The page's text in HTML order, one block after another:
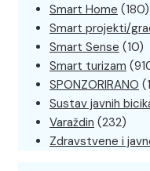
Smart Home (180)
Smart projekti/
Smart Sense (10)
Smart turizam
SPONZORIRANO
Sustav javnih
Varaždin (232)
Zdravstvene i